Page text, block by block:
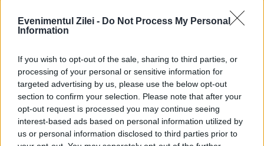
Evenimentul Zilei - Do Not Process My Personal
Information
If you wish to opt-out of the sale, sharing to third parties, or
processing of your personal or sensitive information for
targeted advertising by us, please use the below opt-out
section to confirm your selection. Please note that after your
opt-out request is processed you may continue seeing
interest-based ads based on personal information utilized by
us or personal information disclosed to third parties prior to
departe, şi fix oamenii acestia sunt surpriza.